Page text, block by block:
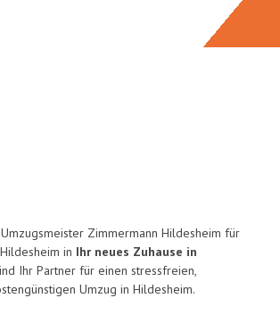
Zimmermann Hildesheim für
in Ihr neues Zuhause in
Ihr Partner für einen stressfreien,
Umzug in Hildesheim.